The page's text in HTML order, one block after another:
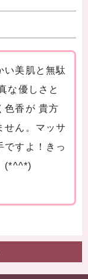
い美肌と無駄
な優しさと
色香が 貴方
せん。マッサ
ですよ！きっ
(*^^*)